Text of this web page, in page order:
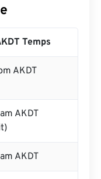
Temps
AKDT
AKDT
AKDT